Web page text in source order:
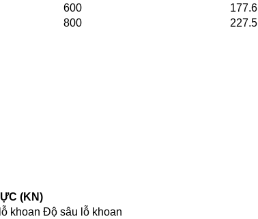
600 177.6
800 227.5
(KN)
khoan Độ sâu lỗ khoan